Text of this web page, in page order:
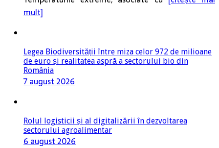
mult]
Legea Biodiversității între miza celor 972 de milioane
de euro și realitatea aspră a sectorului bio din
România
7 august 2026
Rolul logisticii și al digitalizării în dezvoltarea
sectorului agroalimentar
6 august 2026